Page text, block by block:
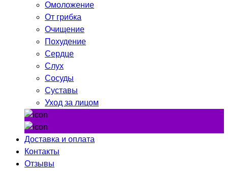
Омоложение
От грибка
Очищение
Похудение
Сердце
Слух
Сосуды
Суставы
Уход за лицом
Доставка и оплата
Контакты
Отзывы